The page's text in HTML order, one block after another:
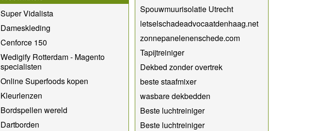
Super Vidalista
Dameskleding
Cenforce 150
Wedigify Rotterdam - Magento
specialisten
Online Superfoods kopen
Kleurlenzen
Bordspellen wereld
Dartborden
Spouwmuurisolatie Utrecht
letselschadeadvocaatdenhaag.net
zonnepanelenenschede.com
Tapijtreiniger
Dekbed zonder overtrek
beste staafmixer
wasbare dekbedden
Beste luchtreiniger
Beste luchtreiniger